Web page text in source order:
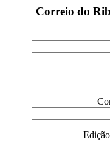
Correio do